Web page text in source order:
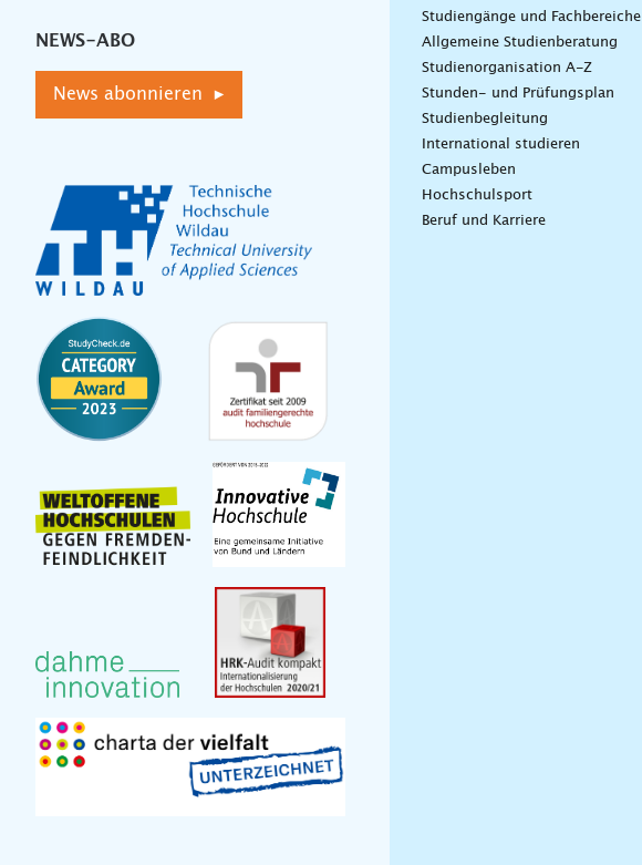
NEWS-ABO
News abonnieren ▸
Studiengänge und Fachbereiche
Allgemeine Studienberatung
Studienorganisation A-Z
Stunden- und Prüfungsplan
Studienbegleitung
International studieren
Campusleben
Hochschulsport
Beruf und Karriere